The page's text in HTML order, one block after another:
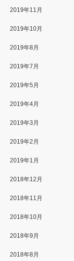
2019年11月
2019年10月
2019年8月
2019年7月
2019年5月
2019年4月
2019年3月
2019年2月
2019年1月
2018年12月
2018年11月
2018年10月
2018年9月
2018年8月